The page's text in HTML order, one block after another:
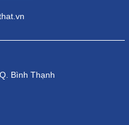
Bình Thạnh